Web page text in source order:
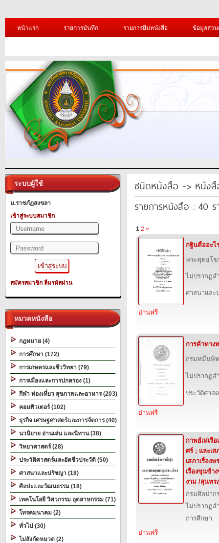
หน้าแรก รายการบันทึก รายการยืมหนังสือ ข้อมูลส่ว
ระบบผู้ใช้
ม.ราชภัฏสงขลา
เข้าสู่ระบบสมาชิก
สมัครสมาชิก ลืมรหัสผ่าน
หมวดหนังสือ
กฎหมาย (4)
การศึกษา (172)
การเกษตรและชีววิทยา (79)
การเมืองและการปกครอง (1)
กีฬา ท่องเที่ยว สุขภาพและอาหาร (203)
คอมพิวเตอร์ (102)
ธุรกิจ เศรษฐศาสตร์และการจัดการ (40)
นวนิยาย อ่านเล่น และนิทาน (38)
วิทยาศาสตร์ (28)
ประวัติศาสตร์และอัตชีวประวัติ (50)
ศาสนาและปรัชญา (18)
ศิลปะและวัฒนธรรม (18)
เทคโนโลยี วิศวกรรม อุตสาหกรรม (71)
โทรคมนาคม (2)
ทั่วไป (30)
ไม่สังกัดหมวด (2)
ชนิดหนังสือ -> หนังสื
รายการหนังสือ : 40 ร
1 2 >
กฐินคืออะไ
พระพุทธโฆ
ไม่ปรากฏ
ศาสนาและ
อ่านฟรี
การค้าทาง
กรมหมื่นพิ
ไม่ปรากฏ
ประวัติศาส
อ่านฟรี
กาพย์เห่เรือ
ศร์ ; และเส
เสภาเรื่อง
เรื่องขุนช้า
งาม /สุนทร
กรมศิลปาก
ไม่ปรากฏ
การศึกษา
อ่านฟรี